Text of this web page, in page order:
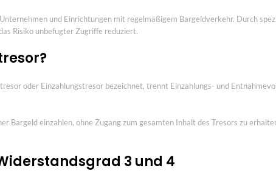
und Einrichtungen mit regelmäßigem Bargeldverkehr. Durch
Risiko unbefugter Zugriffe reduziert.
oder Einzahlungstresor bezeichnet, trennt Einzahlungs- und
Bargeld einzahlen, ohne Zugang zum gesamten Inhalt des Tresors zu
3 und 4